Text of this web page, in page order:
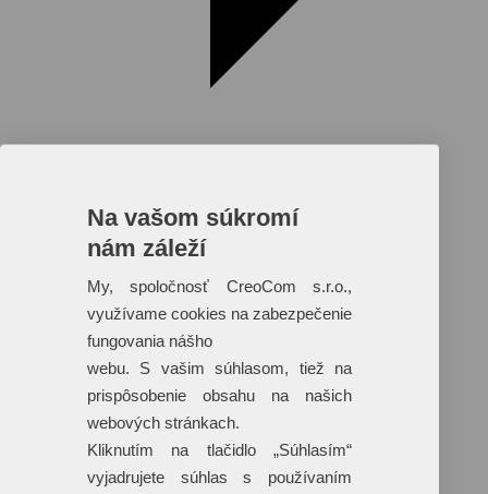
Reklamné predmety s plnofarebnou
potlačou
Dáždniky
Tašky
Hračky
Klobúky
Na vašom súkromí
nám záleží
My, spoločnosť CreoCom s.r.o.,
využívame cookies na zabezpečenie
fungovania nášho
webu. S vašim súhlasom, tiež na
prispôsobenie obsahu na našich
webových stránkach.
Kliknutím na tlačidlo „Súhlasím“
vyjadrujete súhlas s používaním